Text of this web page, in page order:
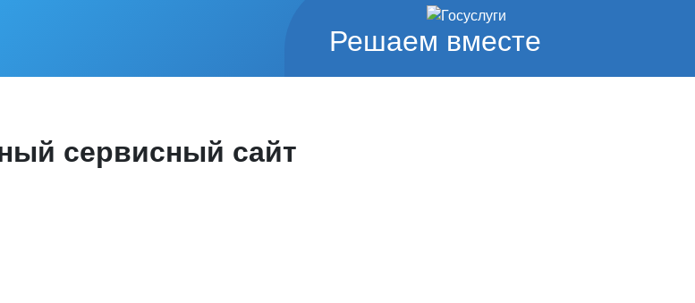
Решаем вместе
сервисный сайт